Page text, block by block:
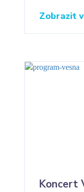
Zobrazit
Koncert